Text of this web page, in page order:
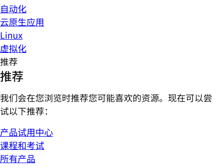
自动化
云原生应用
Linux
虚拟化
推荐
推荐
我们会在您浏览时推荐您可能喜欢的资源。现在可以尝
试以下推荐：
产品试用中心
课程和考试
所有产品